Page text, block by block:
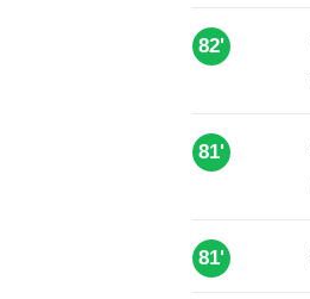
82'
81'
81'